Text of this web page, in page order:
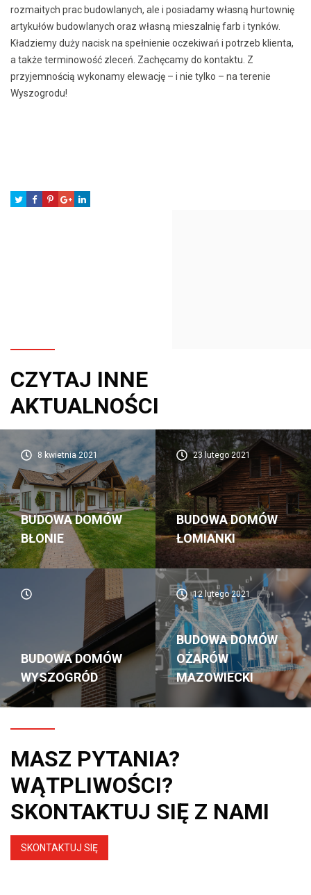
rozmaitych prac budowlanych, ale i posiadamy własną hurtownię
artykułów budowlanych oraz własną mieszalnię farb i tynków.
Kładziemy duży nacisk na spełnienie oczekiwań i potrzeb klienta,
a także terminowość zleceń. Zachęcamy do kontaktu. Z
przyjemnością wykonamy elewację – i nie tylko – na terenie
Wyszogrodu!
CZYTAJ INNE
AKTUALNOŚCI
8 kwietnia 2021
BUDOWA DOMÓW
BŁONIE
23 lutego 2021
BUDOWA DOMÓW
ŁOMIANKI
BUDOWA DOMÓW
WYSZOGRÓD
12 lutego 2021
BUDOWA DOMÓW
OŻARÓW
MAZOWIECKI
MASZ PYTANIA?
WĄTPLIWOŚCI?
SKONTAKTUJ SIĘ Z NAMI
SKONTAKTUJ SIĘ